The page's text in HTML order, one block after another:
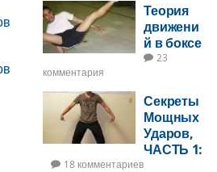
Теория
движени
й в боксе
23
комментария
Секреты
Мощных
Ударов,
ЧАСТЬ 1:
18 комментариев